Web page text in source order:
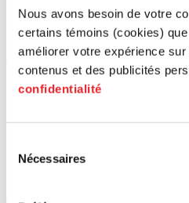
Nous avons besoin de votre
certains témoins (cookies)
améliorer votre expérience
contenus et des publicités
confidentialité
Nécessaires
Thèmes